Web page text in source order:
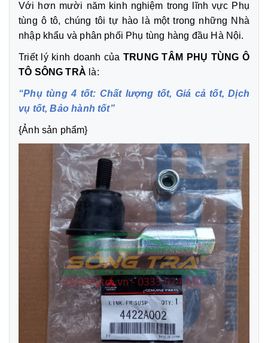
Với hơn mười năm kinh nghiệm trong lĩnh vực Phụ
tùng ô tô, chúng tôi tự hào là một trong những Nhà
nhập khẩu và phân phối Phụ tùng hàng đầu Hà Nội.
Triết lý kinh doanh củaTRUNG TÂM PHỤ TÙNG Ô
TÔ SÔNG TRÀ là:
“Phụ tùng 4 tốt: Chất lượng tốt, Giá cả tốt, Dịch
vụ tốt, Bảo hành tốt”
{Ảnh sản phẩm}